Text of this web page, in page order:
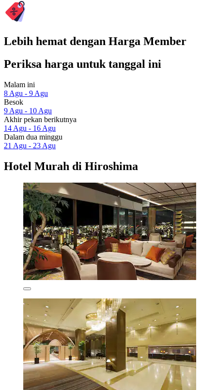
Lebih hemat dengan Harga Member
Periksa harga untuk tanggal ini
Malam ini
8 Agu - 9 Agu
Besok
9 Agu - 10 Agu
Akhir pekan berikutnya
14 Agu - 16 Agu
Dalam dua minggu
21 Agu - 23 Agu
Hotel Murah di Hiroshima